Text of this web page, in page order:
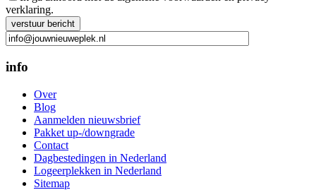
verklaring.
Gelieve dit veld leeg te laten.
info
Over
Blog
Aanmelden nieuwsbrief
Pakket up-/downgrade
Contact
Dagbestedingen in Nederland
Logeerplekken in Nederland
Sitemap